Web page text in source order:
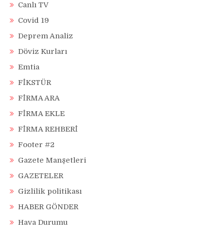
Canlı TV
Covid 19
Deprem Analiz
Döviz Kurları
Emtia
FİKSTÜR
FİRMA ARA
FİRMA EKLE
FİRMA REHBERİ
Footer #2
Gazete Manşetleri
GAZETELER
Gizlilik politikası
HABER GÖNDER
Hava Durumu